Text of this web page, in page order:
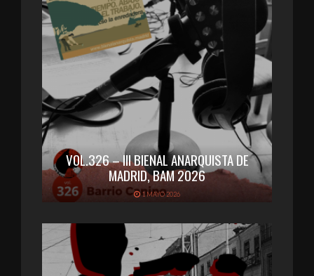
VOL.326 – III BIENAL ANARQUISTA DE
MADRID, BAM 2026
1 MAYO 2026